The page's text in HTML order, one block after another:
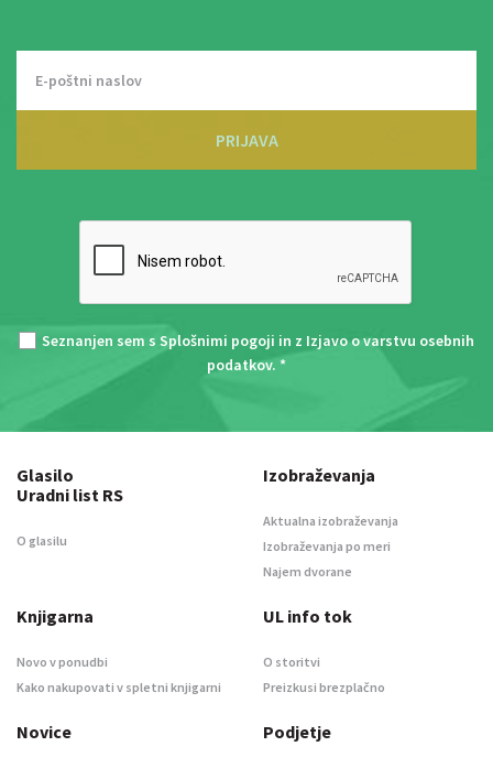
PRIJAVA
Seznanjen sem s Splošnimi pogoji in z Izjavo o varstvu osebnih
podatkov. *
Glasilo
Uradni list RS
O glasilu
Izobraževanja
Aktualna izobraževanja
Izobraževanja po meri
Najem dvorane
Knjigarna
Novo v ponudbi
Kako nakupovati v spletni knjigarni
UL info tok
O storitvi
Preizkusi brezplačno
Novice Podjetje